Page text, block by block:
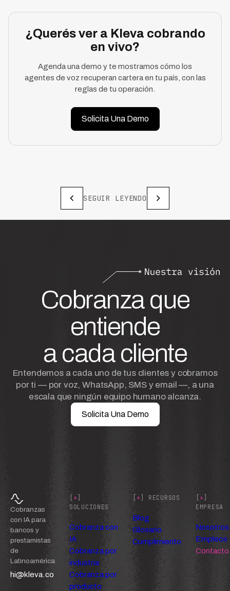
¿Querés ver a Kleva cobrando
en vivo?
Agenda una demo y te mostramos cómo los
agentes de voz recuperan cartera en tu país, con las
reglas de tu operación.
Solicita Una Demo
SEGUIR LEYENDO
Cobranza que
entiende
a cada cliente
Entendemos a cada uno de tus clientes y cobramos
por ti — por voz, WhatsApp, SMS y email —, a una
escala que ningún equipo humano alcanza.
Solicita Una Demo
Cobranzas
con IA para
bancos y
prestamistas
de
Latinoamérica
hi@kleva.co
[+]
SOLUCIONES
Cobranza con
IA
Cobranza por
industria
Cobranza por
producto
[+] RECURSOS
Blog
Glosario
Cumplimiento
[+]
EMPRESA
Nosotros
Empleos
Contacto